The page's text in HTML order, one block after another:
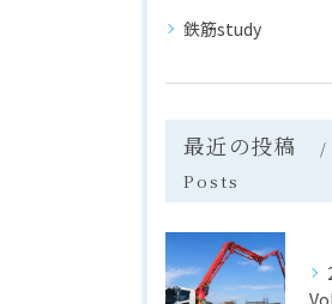
鉄筋study
最近の投稿
Posts